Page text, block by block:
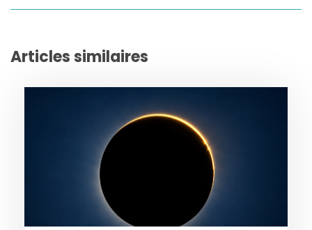
Articles similaires